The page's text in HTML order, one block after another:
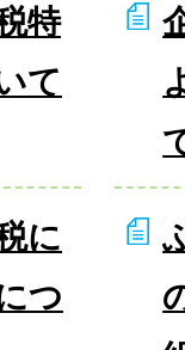
特
て
に
つ